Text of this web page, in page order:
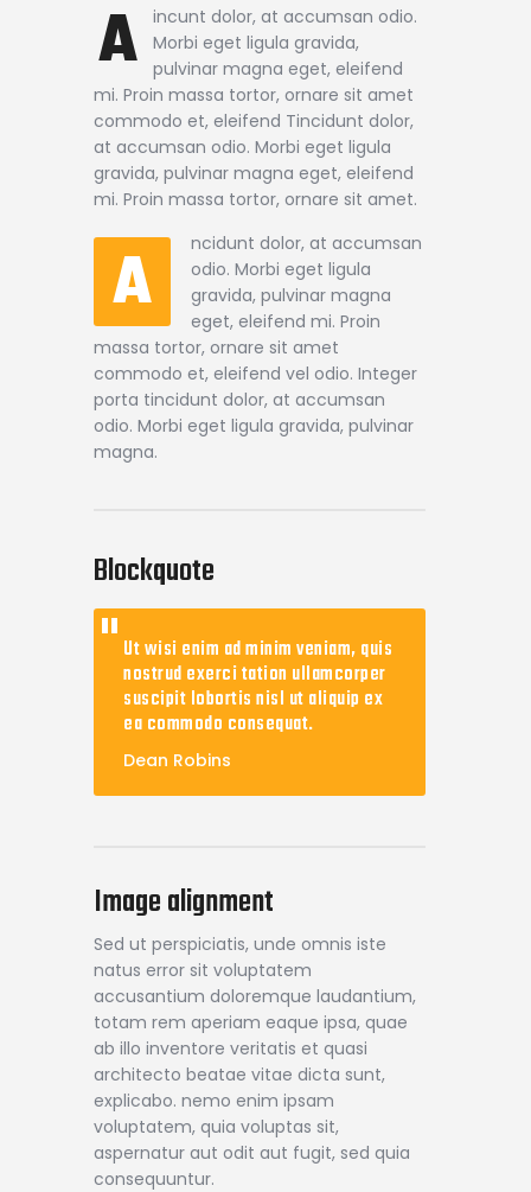
A
incunt dolor, at accumsan odio.
Morbi eget ligula gravida,
pulvinar magna eget, eleifend
mi. Proin massa tortor, ornare sit amet
commodo et, eleifend Tincidunt dolor,
at accumsan odio. Morbi eget ligula
gravida, pulvinar magna eget, eleifend
mi. Proin massa tortor, ornare sit amet.
A
ncidunt dolor, at accumsan
odio. Morbi eget ligula
gravida, pulvinar magna
eget, eleifend mi. Proin
massa tortor, ornare sit amet
commodo et, eleifend vel odio. Integer
porta tincidunt dolor, at accumsan
odio. Morbi eget ligula gravida, pulvinar
magna.
Blockquote
Ut wisi enim ad minim veniam, quis
nostrud exerci tation ullamcorper
suscipit lobortis nisl ut aliquip ex
ea commodo consequat.
Dean Robins
Image alignment
Sed ut perspiciatis, unde omnis iste
natus error sit voluptatem
accusantium doloremque laudantium,
totam rem aperiam eaque ipsa, quae
ab illo inventore veritatis et quasi
architecto beatae vitae dicta sunt,
explicabo. nemo enim ipsam
voluptatem, quia voluptas sit,
aspernatur aut odit aut fugit, sed quia
consequuntur.